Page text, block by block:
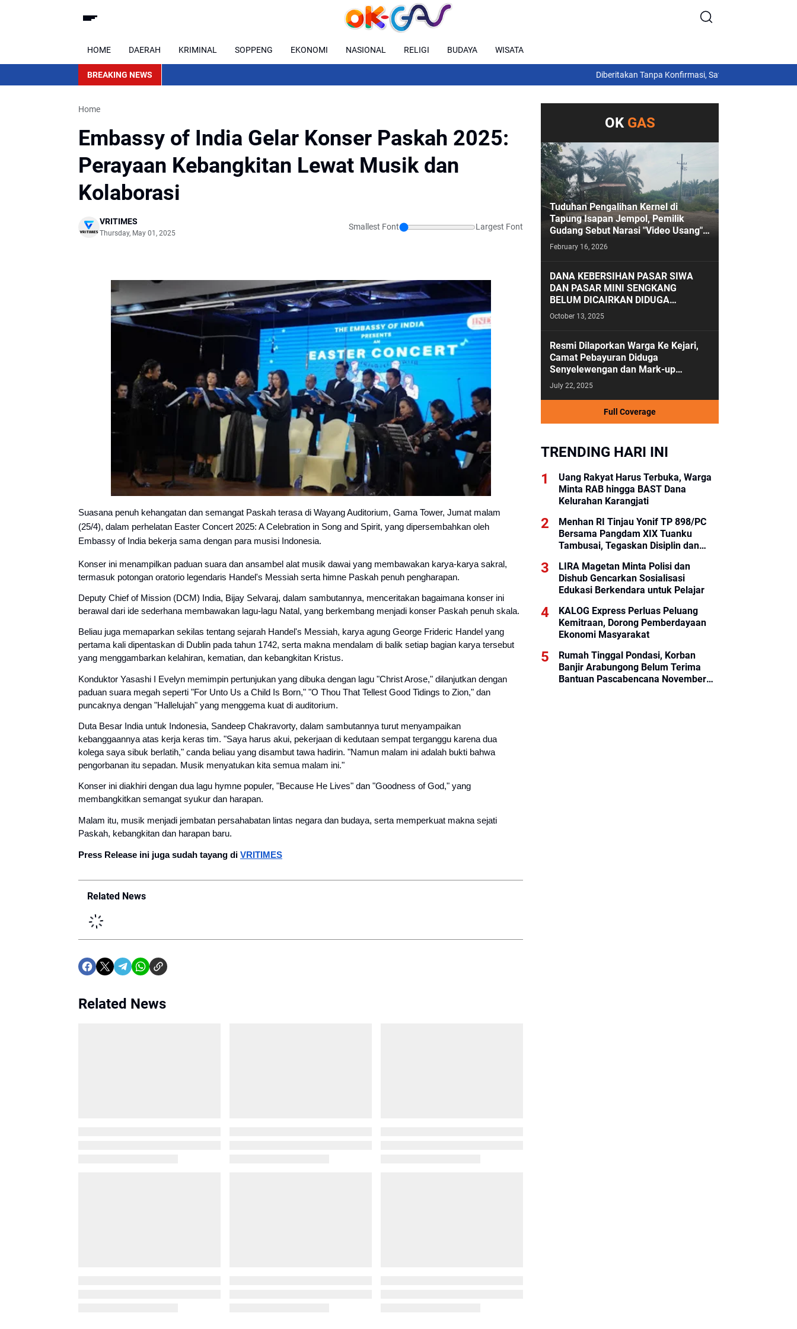
HOME DAERAH KRIMINAL SOPPENG EKONOMI NASIONAL RELIGI BUDAYA WISATA
BREAKING NEWS Diberitakan Tanpa Konfirmasi, Satresnarkoba Polres
Home
Embassy of India Gelar Konser Paskah 2025:
Perayaan Kebangkitan Lewat Musik dan
Kolaborasi
VRITIMES
Thursday, May 01, 2025
Smallest Font Largest Font
Suasana penuh kehangatan dan semangat Paskah terasa di Wayang Auditorium, Gama Tower, Jumat malam
(25/4), dalam perhelatan Easter Concert 2025: A Celebration in Song and Spirit, yang dipersembahkan oleh
Embassy of India bekerja sama dengan para musisi Indonesia.
Konser ini menampilkan paduan suara dan ansambel alat musik dawai yang membawakan karya-karya sakral,
termasuk potongan oratorio legendaris Handel's Messiah serta himne Paskah penuh pengharapan.
Deputy Chief of Mission (DCM) India, Bijay Selvaraj, dalam sambutannya, menceritakan bagaimana konser ini
berawal dari ide sederhana membawakan lagu-lagu Natal, yang berkembang menjadi konser Paskah penuh skala.
Beliau juga memaparkan sekilas tentang sejarah Handel's Messiah, karya agung George Frideric Handel yang
pertama kali dipentaskan di Dublin pada tahun 1742, serta makna mendalam di balik setiap bagian karya tersebut
yang menggambarkan kelahiran, kematian, dan kebangkitan Kristus.
Konduktor Yasashi I Evelyn memimpin pertunjukan yang dibuka dengan lagu "Christ Arose," dilanjutkan dengan
paduan suara megah seperti "For Unto Us a Child Is Born," "O Thou That Tellest Good Tidings to Zion," dan
puncaknya dengan "Hallelujah" yang menggema kuat di auditorium.
Duta Besar India untuk Indonesia, Sandeep Chakravorty, dalam sambutannya turut menyampaikan
kebanggaannya atas kerja keras tim. "Saya harus akui, pekerjaan di kedutaan sempat terganggu karena dua
kolega saya sibuk berlatih," canda beliau yang disambut tawa hadirin. "Namun malam ini adalah bukti bahwa
pengorbanan itu sepadan. Musik menyatukan kita semua malam ini."
Konser ini diakhiri dengan dua lagu hymne populer, "Because He Lives" dan "Goodness of God," yang
membangkitkan semangat syukur dan harapan.
Malam itu, musik menjadi jembatan persahabatan lintas negara dan budaya, serta memperkuat makna sejati
Paskah, kebangkitan dan harapan baru.
Press Release ini juga sudah tayang di VRITIMES
Related News
Related News
OK GAS
Tuduhan Pengalihan Kernel di
Tapung Isapan Jempol, Pemilik
Gudang Sebut Narasi "Video Usang"
Sengaja Digoreng!
February 16, 2026
DANA KEBERSIHAN PASAR SIWA
DAN PASAR MINI SENGKANG
BELUM DICAIRKAN DIDUGA
ANGGARAN KEBERSIHAN SALAH
October 13, 2025
Resmi Dilaporkan Warga Ke Kejari,
Camat Pebayuran Diduga
Senyelewengan dan Mark-up
Anggaran Tahun 2023-2024
July 22, 2025
Full Coverage
TRENDING HARI INI
Uang Rakyat Harus Terbuka, Warga
Minta RAB hingga BAST Dana
Kelurahan Karangjati
Menhan RI Tinjau Yonif TP 898/PC
Bersama Pangdam XIX Tuanku
Tambusai, Tegaskan Disiplin dan
LIRA Magetan Minta Polisi dan
Dishub Gencarkan Sosialisasi
Edukasi Berkendara untuk Pelajar
KALOG Express Perluas Peluang
Kemitraan, Dorong Pemberdayaan
Ekonomi Masyarakat
Rumah Tinggal Pondasi, Korban
Banjir Arabungong Belum Terima
Bantuan Pascabencana November